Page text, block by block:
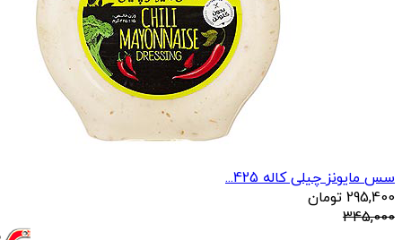
سس مایونز چیلی کاله 425...
295,400 تومان
345,000